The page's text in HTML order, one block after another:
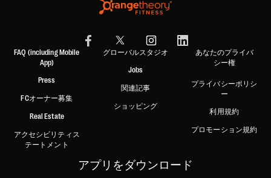
FAQ (including Mobile
App)
Press
FCオーナー募集
Real Estate
アクセシビリティス
テートメント
グローバルスタジオ
Jobs
関連記事
ショッピング
あなたのプライバ
シー権
プライバシーポリシ
ー
利用規約
プロモーション規約
アプリをダウンロード